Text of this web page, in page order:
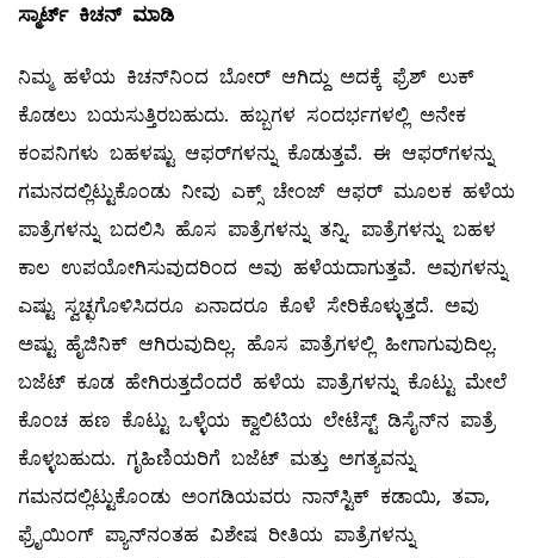
ಸ್ಮಾರ್ಟ್‌ ಕಿಚನ್‌ ಮಾಡಿ
ನಿಮ್ಮ ಹಳೆಯ ಕಿಚನ್‌ನಿಂದ ಬೋರ್‌ ಆಗಿದ್ದು ಅದಕ್ಕೆ ಫ್ರೆಶ್‌ ಲುಕ್‌
ಕೊಡಲು ಬಯಸುತ್ತಿರಬಹುದು. ಹಬ್ಬಗಳ ಸಂದರ್ಭಗಳಲ್ಲಿ ಅನೇಕ
ಕಂಪನಿಗಳು ಬಹಳಷ್ಟು ಆಫರ್‌ಗಳನ್ನು ಕೊಡುತ್ತವೆ. ಈ ಆಫರ್‌ಗಳನ್ನು
ಗಮನದಲ್ಲಿಟ್ಟುಕೊಂಡು ನೀವು ಎಕ್ಸ್ ಚೇಂಜ್ ಆಫರ್‌ ಮೂಲಕ ಹಳೆಯ
ಪಾತ್ರೆಗಳನ್ನು ಬದಲಿಸಿ ಹೊಸ ಪಾತ್ರೆಗಳನ್ನು ತನ್ನಿ. ಪಾತ್ರೆಗಳನ್ನು ಬಹಳ
ಕಾಲ ಉಪಯೋಗಿಸುವುದರಿಂದ ಅವು ಹಳೆಯದಾಗುತ್ತವೆ. ಅವುಗಳನ್ನು
ಎಷ್ಟು ಸ್ವಚ್ಛಗೊಳಿಸಿದರೂ ಏನಾದರೂ ಕೊಳೆ ಸೇರಿಕೊಳ್ಳುತ್ತದೆ. ಅವು
ಅಷ್ಟು ಹೈಜಿನಿಕ್‌ ಆಗಿರುವುದಿಲ್ಲ. ಹೊಸ ಪಾತ್ರೆಗಳಲ್ಲಿ ಹೀಗಾಗುವುದಿಲ್ಲ.
ಬಜೆಟ್‌ ಕೂಡ ಹೇಗಿರುತ್ತದೆಂದರೆ ಹಳೆಯ ಪಾತ್ರೆಗಳನ್ನು ಕೊಟ್ಟು ಮೇಲೆ
ಕೊಂಚ ಹಣ ಕೊಟ್ಟು ಒಳ್ಳೆಯ ಕ್ವಾಲಿಟಿಯ ಲೇಟೆಸ್ಟ್ ಡಿಸೈನ್‌ನ ಪಾತ್ರೆ
ಕೊಳ್ಳಬಹುದು. ಗೃಹಿಣಿಯರಿಗೆ ಬಜೆಟ್‌ ಮತ್ತು ಅಗತ್ಯವನ್ನು
ಗಮನದಲ್ಲಿಟ್ಟುಕೊಂಡು ಅಂಗಡಿಯವರು ನಾನ್‌ಸ್ಟಿಕ್‌ ಕಡಾಯಿ, ತವಾ,
ಫ್ರೈಯಿಂಗ್‌ ಪ್ಯಾನ್‌ನಂತಹ ವಿಶೇಷ ರೀತಿಯ ಪಾತ್ರೆಗಳನ್ನು